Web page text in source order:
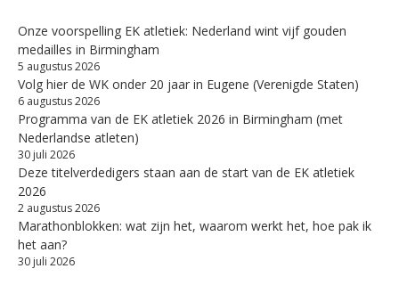
Onze voorspelling EK atletiek: Nederland wint vijf gouden
medailles in Birmingham
5 augustus 2026
Volg hier de WK onder 20 jaar in Eugene (Verenigde Staten)
6 augustus 2026
Programma van de EK atletiek 2026 in Birmingham (met
Nederlandse atleten)
30 juli 2026
Deze titelverdedigers staan aan de start van de EK atletiek
2026
2 augustus 2026
Marathonblokken: wat zijn het, waarom werkt het, hoe pak ik
het aan?
30 juli 2026